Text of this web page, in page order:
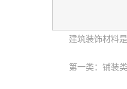
建筑装饰材料
第一类：铺装